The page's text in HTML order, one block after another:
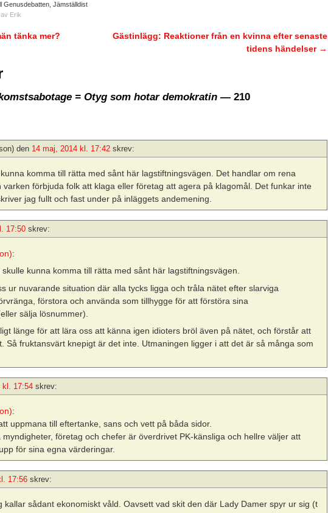
Genusdebatten, Jämställdist
Erik
tänka mer?
Gästinlägg: Reaktioner från en kvinna efter senaste
tidens händelser →
= Otyg som hotar demokratin — 210
den 14 maj, 2014 kl. 17:42 skrev:
komma till rätta med sånt här lagstiftningsvägen. Det handlar om rena
förbjuda folk att klaga eller företag att agera på klagomål. Det funkar inte
jag fullt och fast under på inläggets andemening.
17:50 skrev:
:
kunna komma till rätta med sånt här lagstiftningsvägen.
ur nuvarande situation där alla tycks ligga och tråla nätet efter slarviga
förstora och använda som tillhygge för att förstöra sina
sälja lösnummer).
länge för att lära oss att känna igen idioters bröl även på nätet, och förstår att
Så fruktansvärt knepigt är det inte. Utmaningen ligger i att det är så många som
kl. 17:54 skrev:
:
uppmana till eftertanke, sans och vett på båda sidor.
företag och chefer är överdrivet PK-känsliga och hellre väljer att
för sina egna värderingar.
17:56 skrev:
kallar sådant ekonomiskt våld. Oavsett vad skit den där Lady Damer spyr ur sig (t